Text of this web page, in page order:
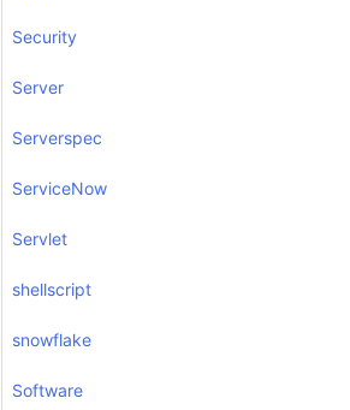
Security
Server
Serverspec
ServiceNow
Servlet
shellscript
snowflake
Software